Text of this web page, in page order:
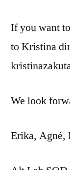
If you want
to Kristina
We look
Erika, Agnė,